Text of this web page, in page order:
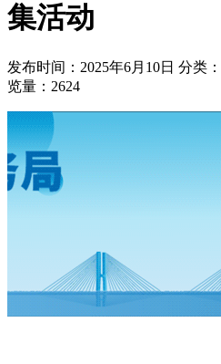
集活动
发布时间：2025年6月10日 分类：
览量：2624